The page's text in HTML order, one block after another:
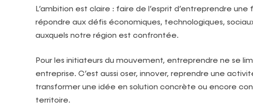
L’ambition est claire : faire de l’esprit d’entreprendre
répondre aux défis économiques, technologiques,
auxquels notre région est confrontée.
Pour les initiateurs du mouvement, entreprendre ne se
entreprise. C’est aussi oser, innover, reprendre une
transformer une idée en solution concrète ou encore
territoire.